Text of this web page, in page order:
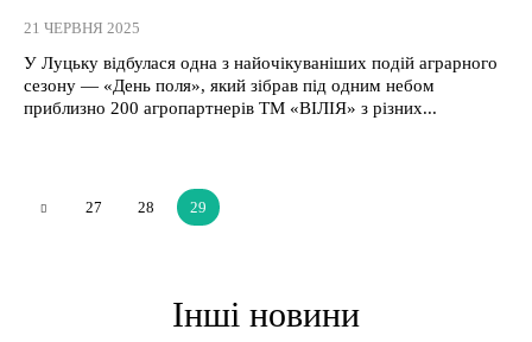
21 ЧЕРВНЯ 2025
У Луцьку відбулася одна з найочікуваніших подій аграрного
сезону — «День поля», який зібрав під одним небом
приблизно 200 агропартнерів ТМ «ВІЛІЯ» з різних...
27 28 29
Інші новини